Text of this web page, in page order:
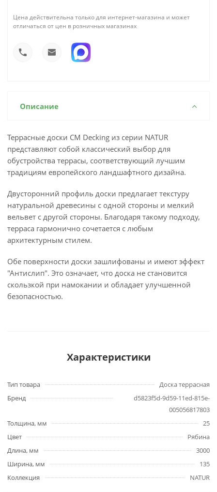
Цена действительна только для интернет-магазина и может
отличаться от цен в розничных магазинах
Описание
Террасные доски CM Decking из серии NATUR
представляют собой классический выбор для
обустройства террасы, соответствующий лучшим
традициям европейского ландшафтного дизайна.
Двусторонний профиль доски предлагает текстуру
натуральной древесины с одной стороны и мелкий
вельвет с другой стороны. Благодаря такому подходу,
терраса гармонично сочетается с любым
архитектурным стилем.
Обе поверхности доски зашлифованы и имеют эффект
"Антислип". Это означает, что доска не становится
скользкой при намокании и обладает улучшенной
безопасностью.
Характеристики
Тип товара
Доска террасная
Бренд
d5823f5d-9d59-11ed-815e-
005056817803
Толщина, мм
25
Цвет
Рябина
Длина, мм
3000
Ширина, мм
135
Коллекция
NATUR